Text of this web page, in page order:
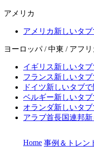
アメリカ
アメリカ新しいタブ
ヨーロッパ / 中東 / アフリ
イギリス新しいタブ
フランス新しいタブ
ドイツ新しいタブで
ベルギー新しいタブ
オランダ新しいタブ
アラブ首長国連邦新
Home 事例＆トレン